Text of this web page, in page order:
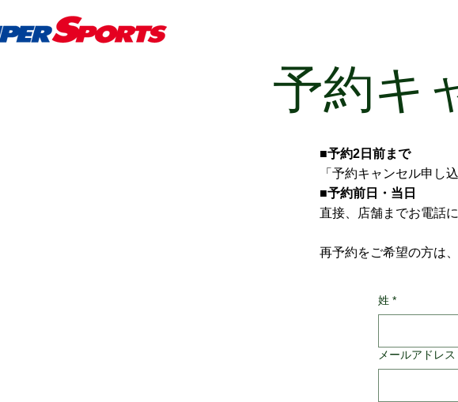
予約キ
■予約2日前まで
「予約キャンセル申し
■予約前日・当日
直接、店舗までお電話
再予約をご希望の方は
姓 *
メールアドレス